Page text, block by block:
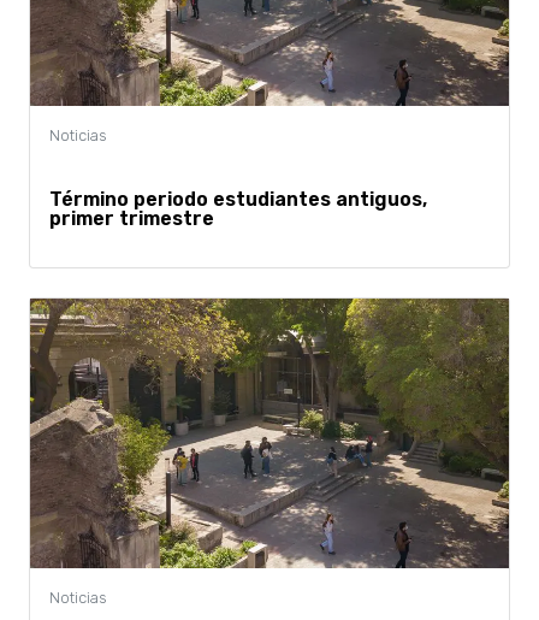
Término periodo estudiantes antiguos,
primer trimestre